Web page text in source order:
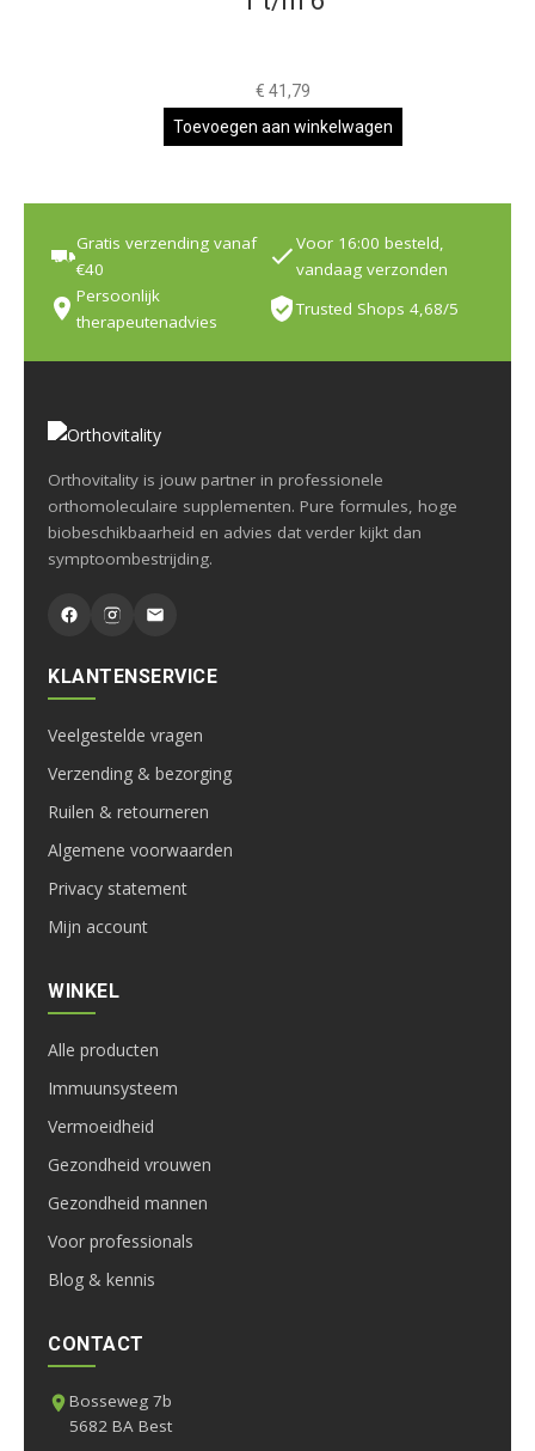
€ 41,79
Toevoegen aan winkelwagen
Gratis verzending vanaf
€40
Voor 16:00 besteld,
vandaag verzonden
Persoonlijk
therapeutenadvies
Trusted Shops 4,68/5
Orthovitality is jouw partner in professionele
orthomoleculaire supplementen. Pure formules, hoge
biobeschikbaarheid en advies dat verder kijkt dan
symptoombestrijding.
KLANTENSERVICE
Veelgestelde vragen
Verzending & bezorging
Ruilen & retourneren
Algemene voorwaarden
Privacy statement
Mijn account
WINKEL
Alle producten
Immuunsysteem
Vermoeidheid
Gezondheid vrouwen
Gezondheid mannen
Voor professionals
Blog & kennis
CONTACT
Bosseweg 7b
5682 BA Best